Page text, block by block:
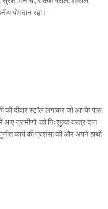
योगदान रहा।
की दीवार स्टॉल लगाकर जो आपके पास
ग्रामीणों को निःशुल्क वस्त्र दान
कार्य की प्रशंसा की और अपने हाथों